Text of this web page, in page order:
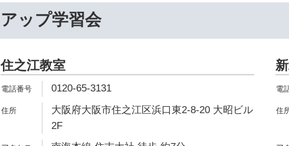
アップ学習会
住之江教室
0120-65-3131
大阪府大阪市住之江区浜口東2-8-20 大昭ビル
2F